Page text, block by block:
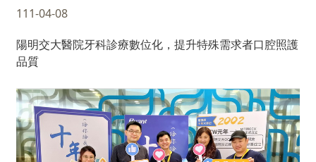
111-04-08
陽明交大醫院牙科診療數位化，提升特殊需求者口腔照護
品質